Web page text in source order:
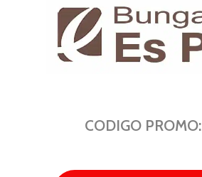
CODIGO PROMO: